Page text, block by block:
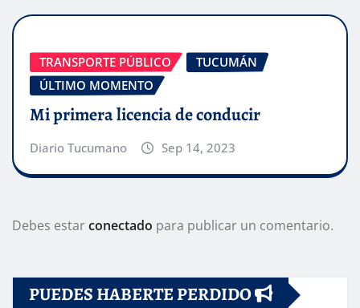
TRANSPORTE PÚBLICO
TUCUMÁN
ÚLTIMO MOMENTO
Mi primera licencia de conducir
Diario Tucumano Sep 14, 2023
Debes estarconectado para publicar un comentario.
PUEDES HABERTE PERDIDO